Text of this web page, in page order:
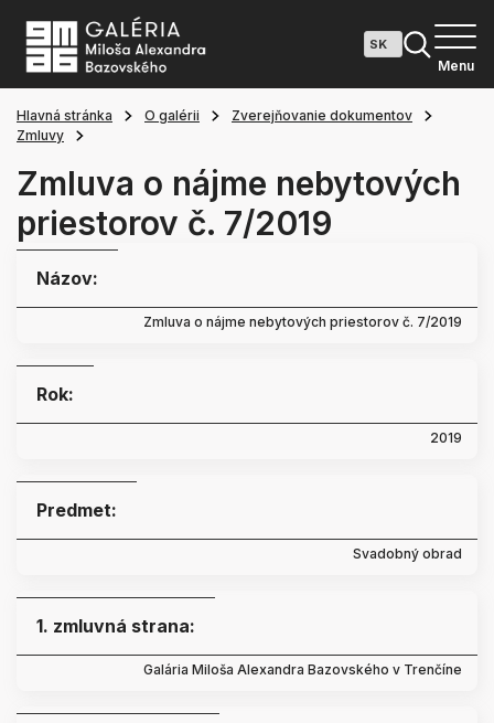
Menu
Hlavná stránka O galérii
Zverejňovanie dokumentov
Zmluvy
Zmluva o nájme nebytových
priestorov č. 7/2019
Názov:
Zmluva o nájme nebytových priestorov č. 7/2019
Rok:
2019
Predmet:
Svadobný obrad
1. zmluvná strana:
Galária Miloša Alexandra Bazovského v Trenčíne